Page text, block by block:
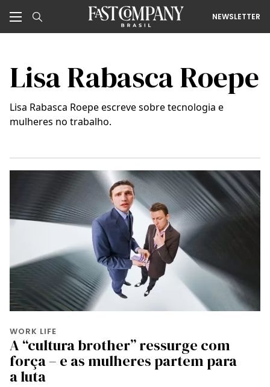
NEWSLETTER
Lisa Rabasca Roepe
Lisa Rabasca Roepe escreve sobre tecnologia e
mulheres no trabalho.
WORK LIFE
A “cultura brother” ressurge com
força – e as mulheres partem para
a luta